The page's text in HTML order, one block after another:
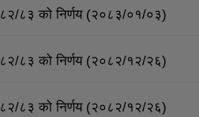
८३ को निर्णय (२०८३/०१/०३)
८३ को निर्णय (२०८२/१२/२६)
८३ को निर्णय (२०८२/१२/२६)